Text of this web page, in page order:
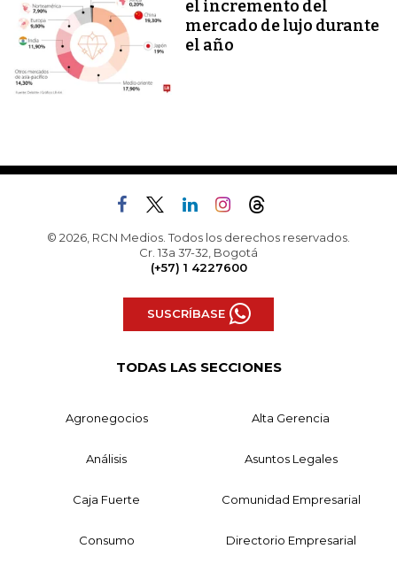
el incremento del
mercado de lujo durante
el año
© 2026, RCN Medios. Todos los derechos reservados.
Cr. 13a 37-32, Bogotá
(+57) 1 4227600
SUSCRÍBASE
TODAS LAS SECCIONES
Agronegocios Alta Gerencia
Análisis Asuntos Legales
Caja Fuerte Comunidad Empresarial
Consumo Directorio Empresarial